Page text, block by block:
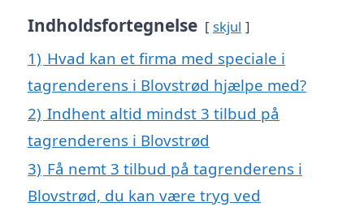
Indholdsfortegnelse skjul
1) Hvad kan et firma med speciale i
tagrenderens i Blovstrød hjælpe med?
2) Indhent altid mindst 3 tilbud på
tagrenderens i Blovstrød
3) Få nemt 3 tilbud på tagrenderens i
Blovstrød, du kan være tryg ved